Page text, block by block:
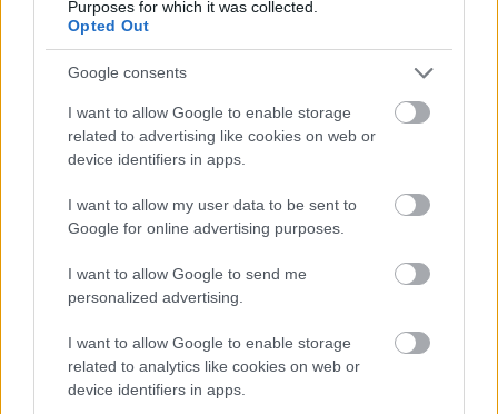
Purposes for which it was collected.
Opted Out
Google consents
I want to allow Google to enable storage
related to advertising like cookies on web or
device identifiers in apps.
I want to allow my user data to be sent to
Google for online advertising purposes.
I want to allow Google to send me
personalized advertising.
I want to allow Google to enable storage
related to analytics like cookies on web or
device identifiers in apps.
hozzáállás, amellyel a rasszizmusról érdemes filmet
készíteni.
Címkék:oscar dráma filmkritikák
Könyvajánló: Basa Katalin: Argilus